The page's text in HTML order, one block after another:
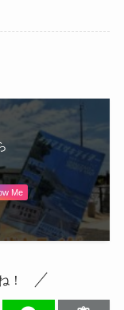
Me
！